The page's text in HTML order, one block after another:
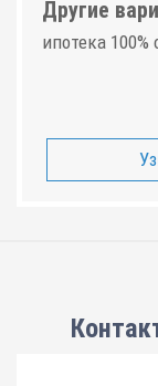
Другие
ипотека 100%